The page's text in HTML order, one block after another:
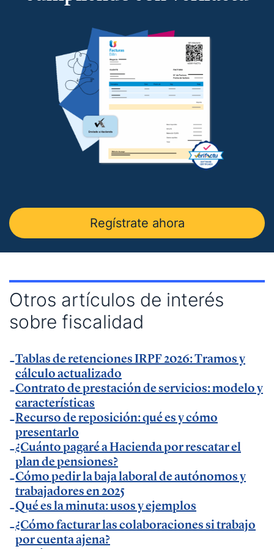
— Charla sobre factura electrónica obligatoria en
Autónomos y Emprendedores
— Entrevista sobre Ley Antifraude y Ley Crea y
Expansión .
— Entrevista sobre Ley Antifraude y Ley Crea y
La Razón.
— Entrevista sobre factura electrónica obligatoria
— Entrevista en
— Entrevista en Ideas para tu empresa de
Vodafone.
Método Gallardo.
— Entrevista enKFund .
— Entrevista en GestionaRadio.
Marcos De La Cueva en eventos
— Participación como ponente en Accountex
España 2023.
Temáticas de especialización
negocios | startups | contabilidad| fiscalidad |
empresas| asesorías| autonomos | emprendedores
Regístrate ahora
Otros artículos de interés
sobre fiscalidad
Tablas de retenciones IRPF 2026: Tramos y
cálculo actualizado
Contrato de prestación de servicios: modelo y
características
Recurso de reposición: qué es y cómo
presentarlo
¿Cuánto pagaré a Hacienda por rescatar el
plan de pensiones?
Cómo pedir la baja laboral de autónomos y
trabajadores en 2025
Qué es la minuta: usos y ejemplos
¿Cómo facturar las colaboraciones si trabajo
por cuenta ajena?